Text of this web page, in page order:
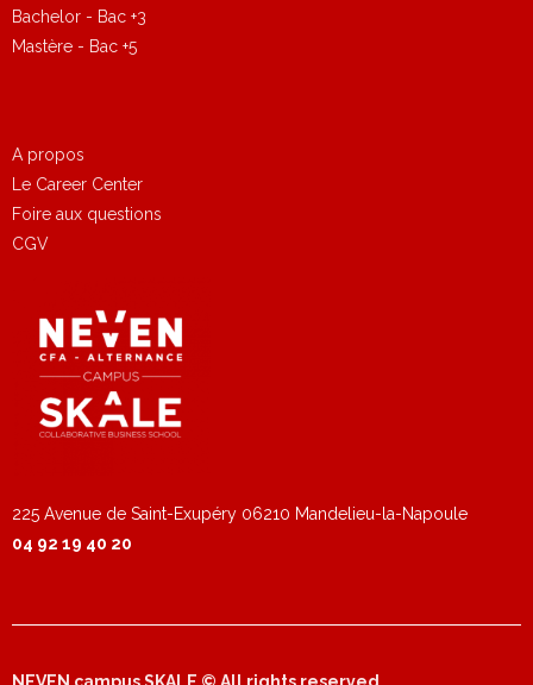
Bachelor - Bac +3
Mastère - Bac +5
A propos
Le Career Center
Foire aux questions
CGV